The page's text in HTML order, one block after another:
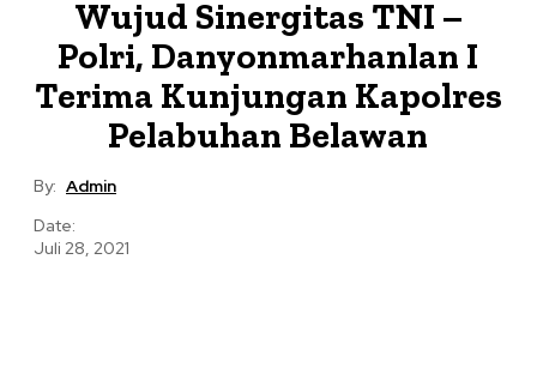
Wujud Sinergitas TNI –
Polri, Danyonmarhanlan I
Terima Kunjungan Kapolres
Pelabuhan Belawan
By: Admin
Date:
Juli 28, 2021